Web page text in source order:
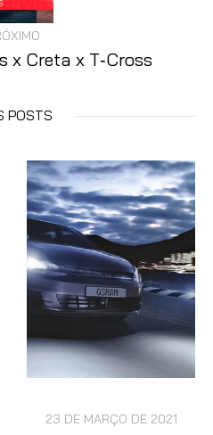
x Creta x T‑Cross
POSTS
23 DE MARÇO DE 2021